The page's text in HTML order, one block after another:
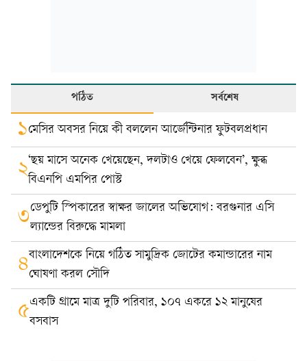
পঠিত সর্বশেষ
১মেসির অবসর নিয়ে কী বললেন আর্জেন্টিনার ফুটবলপ্রধান
২‘ছয় মাসে অনেক খেয়েছেন, দলটাও খেয়ে ফেলবেন’, ক্ষুব্ধ
বিএনপি এমপির পোস্ট
৩ডেপুটি স্পিকারের স্বাক্ষর জালের অভিযোগ: বরগুনার এসি
ল্যান্ডের বিরুদ্ধে মামলা
৪বাংলাদেশকে নিয়ে গঠিত সামুদ্রিক জোটের কমান্ডারের নাম
ঘোষণা করল সৌদি
৫একটি গ্রামে মাত্র দুটি পরিবার, ১০৭ একরে ১২ মানুষের
বসবাস